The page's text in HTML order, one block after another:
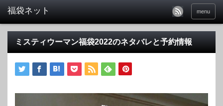
福袋ネット menu
ミスティウーマン福袋2022のネタバレと予約情報